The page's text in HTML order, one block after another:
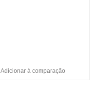
Adicionar à comparação